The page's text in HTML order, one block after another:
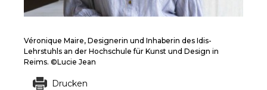
Véronique Maire, Designerin und Inhaberin des Idis-
Lehrstuhls an der Hochschule für Kunst und Design in
Reims. ©Lucie Jean
Drucken